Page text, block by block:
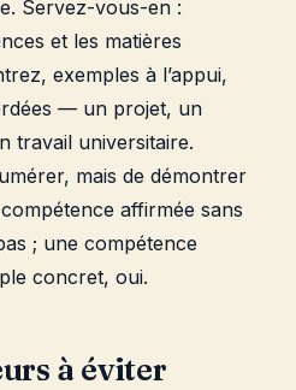
Servez-vous-en :
et les matières
exemples à l’appui,
— un projet, un
travail universitaire.
mais de démontrer
affirmée sans
; une compétence
concret, oui.
à éviter